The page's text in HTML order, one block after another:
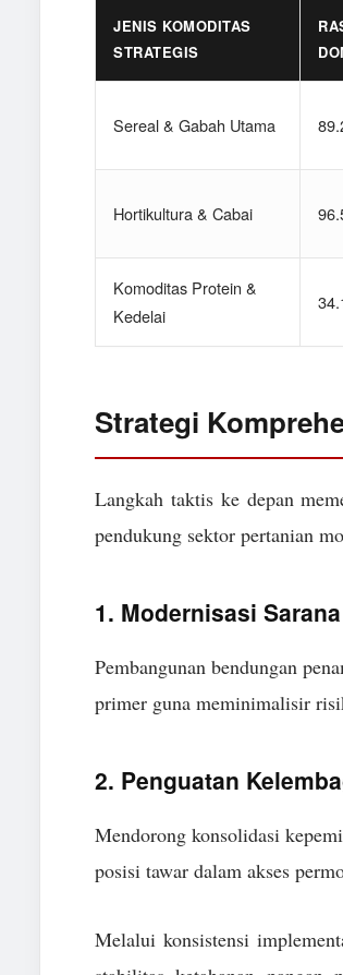
JENIS KOMODITAS
STRATEGIS
Sereal & Gabah Utama
Hortikultura & Cabai
Komoditas Protein &
Kedelai
Strategi
Langkah taktis ke depan
pendukung sektor pertanian
1. Modernisasi
Pembangunan bendungan
primer guna meminimalisir
2. Penguatan
Mendorong konsolidasi
posisi tawar dalam akses
Melalui konsistensi